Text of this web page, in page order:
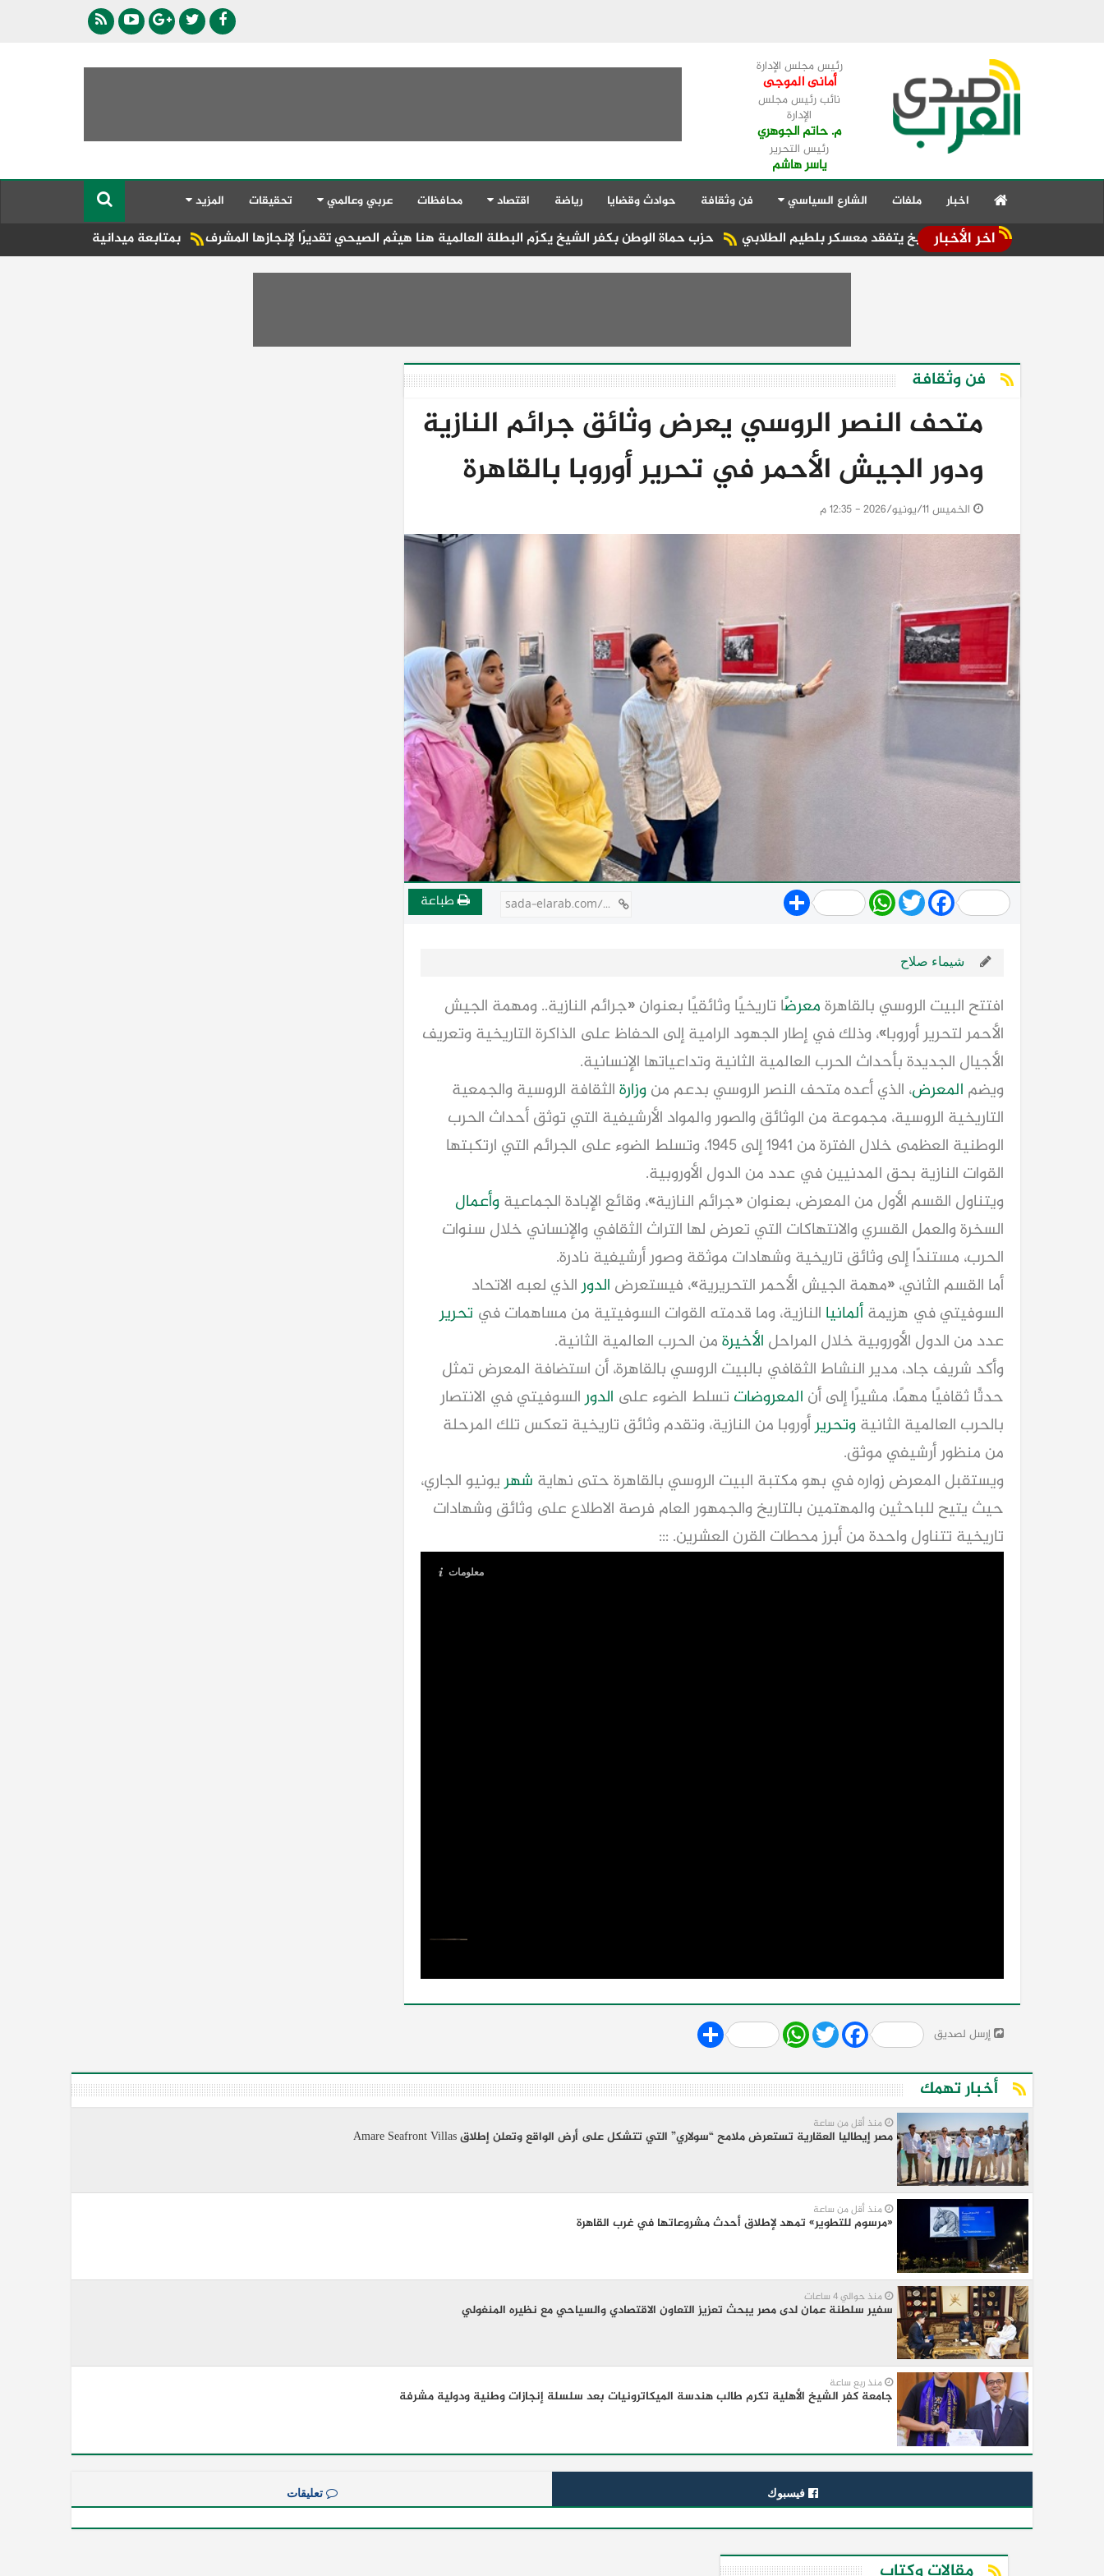
رئيس مجلس الإدارة
أمانى الموجى
نائب رئيس مجلس
الإدارة
م. حاتم الجوهري
رئيس التحرير
ياسر هاشم
اخبار ملفات الشارع السياسي فن وثقافة حوادث وقضايا رياضة اقتصاد محافظات عربي وعالمي تحقيقات المزيد
اخر الأخبار بمتابعة ميدانية حتى ختام اللجان.. جنوب حزب حماة الوطن بكفر الشيخ يكرّم البطلة العالمية هنا هيثم الصيحي تقديرًا لإنجازها المشرف جامعة كفر الشيخ يتفقد معسكر بلطيم الطلابي
فن وثقافة
متحف النصر الروسي يعرض وثائق جرائم النازية
ودور الجيش الأحمر في تحرير أوروبا بالقاهرة
الخميس 11/يونيو/2026 - 12:35 م
Share WhatsApp
TwitterFacebook طباعة sada-elarab.com/809364
شيماء صلاح
افتتح البيت الروسي بالقاهرةمعرضًا تاريخيًا وثائقيًا بعنوان «جرائم النازية.. ومهمة الجيش
الأحمر لتحرير أوروبا»، وذلك في إطار الجهود الرامية إلى الحفاظ على الذاكرة التاريخية وتعريف
الأجيال الجديدة بأحداث الحرب العالمية الثانية وتداعياتها الإنسانية.
ويضم المعرض، الذي أعده متحف النصر الروسي بدعم منوزارةالثقافة الروسية والجمعية
التاريخية الروسية، مجموعة من الوثائق والصور والمواد الأرشيفية التي توثق أحداث الحرب
الوطنية العظمى خلال الفترة من 1941 إلى 1945، وتسلط الضوء على الجرائم التي ارتكبتها
القوات النازية بحق المدنيين في عدد من الدول الأوروبية.
ويتناول القسم الأول من المعرض، بعنوان «جرائم النازية»، وقائع الإبادة الجماعيةوأعمال
السخرة والعمل القسري والانتهاكات التي تعرض لها التراث الثقافي والإنساني خلال سنوات
الحرب، مستندًا إلى وثائق تاريخية وشهادات موثقة وصور أرشيفية نادرة.
أما القسم الثاني، «مهمة الجيش الأحمر التحريرية»، فيستعرض الدورالذي لعبه الاتحاد
السوفيتي في هزيمةألمانيا النازية، وما قدمته القوات السوفيتية من مساهمات في تحرير
عدد من الدول الأوروبية خلال المراحل الأخيرةمن الحرب العالمية الثانية.
وأكد شريف جاد، مدير النشاط الثقافي بالبيت الروسي بالقاهرة، أن استضافة المعرض تمثل
حدثًا ثقافيًا مهمًا، مشيرًا إلى أن المعروضات تسلط الضوء على الدورالسوفيتي في الانتصار
بالحرب العالمية الثانيةوتحريرأوروبا من النازية، وتقدم وثائق تاريخية تعكس تلك المرحلة
من منظور أرشيفي موثق.
ويستقبل المعرض زواره في بهو مكتبة البيت الروسي بالقاهرة حتى نهاية شهريونيو الجاري،
حيث يتيح للباحثين والمهتمين بالتاريخ والجمهور العام فرصة الاطلاع على وثائق وشهادات
تاريخية تتناول واحدة من أبرز محطات القرن العشرين. :::
معلومات
إرسل لصديق Share WhatsApp
Twitter Facebook
أخبار تهمك
منذ أقل من ساعة
مصر إيطاليا العقارية تستعرض ملامح “سولاري” التي تتشكل على أرض الواقع وتعلن إطلاق Amare Seafront Villas
منذ أقل من ساعة
«مرسوم للتطوير» تمهد لإطلاق أحدث مشروعاتها في غرب القاهرة
منذ حوالي 4 ساعات
سفير سلطنة عمان لدى مصر يبحث تعزيز التعاون الاقتصادي والسياحي مع نظيره المنغولي ​
منذ ربع ساعة
جامعة كفر الشيخ الأهلية تكرم طالب هندسة الميكاترونيات بعد سلسلة إنجازات وطنية ودولية مشرفة
فيسبوك تعليقات